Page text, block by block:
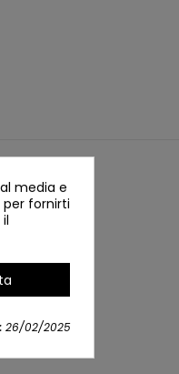
media e
fornirti
26/02/2025